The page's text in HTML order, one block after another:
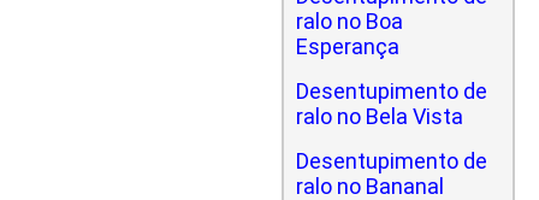
ralo no Boa
Esperança
Desentupimento de
ralo no Bela Vista
Desentupimento de
ralo no Bananal